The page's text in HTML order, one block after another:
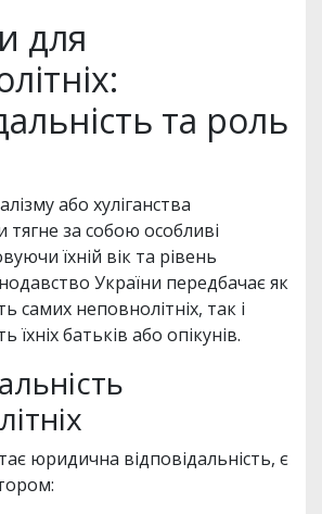
для
та роль
або хуліганства
тягне за собою особливі
їхній вік та рівень
України передбачає як
самих неповнолітніх, так і
їхніх батьків або опікунів.
юридична відповідальність, є